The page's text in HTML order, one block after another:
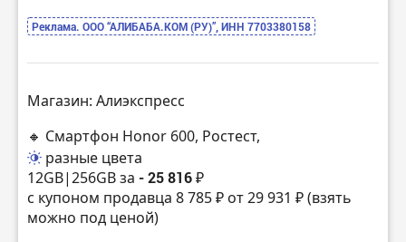
Реклама. ООО “АЛИБАБА.КОМ (РУ)”, ИНН 7703380158
Магазин: Алиэкспресс
🔸 Смартфон Honor 600, Ростест,
разные цвета
12GB|256GB за - 25 816 ₽
с купоном продавца 8 785 ₽ от 29 931 ₽ (взять
можно под ценой)